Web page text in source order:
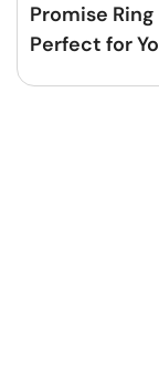
Promise
Perfect for